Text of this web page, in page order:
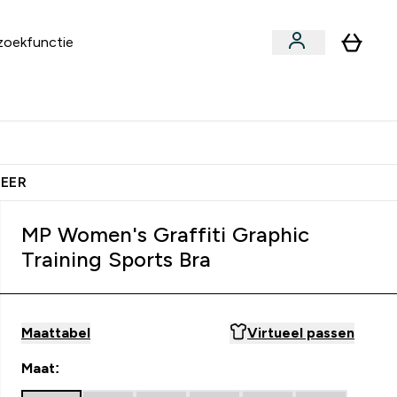
MP Women's Graffiti Graphic
Training Sports Bra
Maattabel Virtueel passen
Maat: